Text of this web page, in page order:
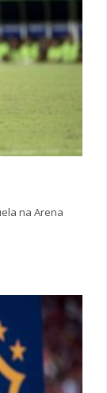
na Arena